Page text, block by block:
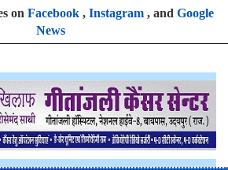
on Facebook, Instagram, and Google
News